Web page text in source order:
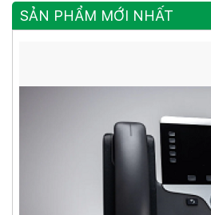
SẢN PHẨM MỚI NHẤT